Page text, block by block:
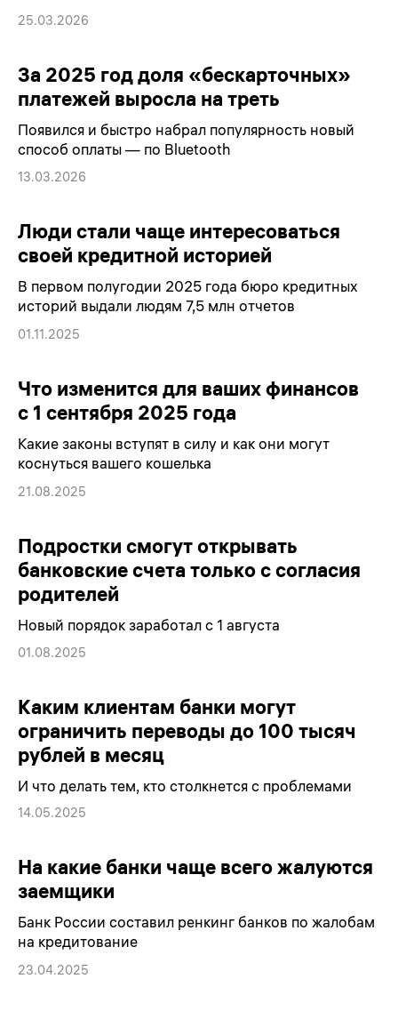
25.03.2026
За 2025 год доля «бескарточных»
платежей выросла на треть
Появился и быстро набрал популярность новый
способ оплаты — по Bluetooth
13.03.2026
Люди стали чаще интересоваться
своей кредитной историей
В первом полугодии 2025 года бюро кредитных
историй выдали людям 7,5 млн отчетов
01.11.2025
Что изменится для ваших финансов
с 1 сентября 2025 года
Какие законы вступят в силу и как они могут
коснуться вашего кошелька
21.08.2025
Подростки смогут открывать
банковские счета только с согласия
родителей
Новый порядок заработал с 1 августа
01.08.2025
Каким клиентам банки могут
ограничить переводы до 100 тысяч
рублей в месяц
И что делать тем, кто столкнется с проблемами
14.05.2025
На какие банки чаще всего жалуются
заемщики
Банк России составил ренкинг банков по жалобам
на кредитование
23.04.2025